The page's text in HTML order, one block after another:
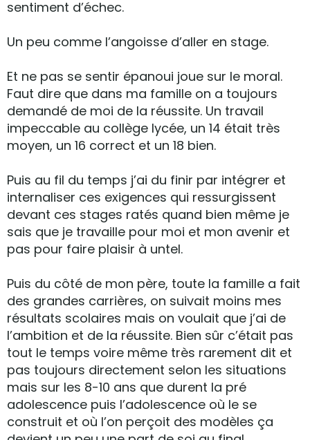
sentiment d’échec.
Un peu comme l’angoisse d’aller en stage.
Et ne pas se sentir épanoui joue sur le moral.
Faut dire que dans ma famille on a toujours
demandé de moi de la réussite. Un travail
impeccable au collège lycée, un 14 était très
moyen, un 16 correct et un 18 bien.
Puis au fil du temps j’ai du finir par intégrer et
internaliser ces exigences qui ressurgissent
devant ces stages ratés quand bien même je
sais que je travaille pour moi et mon avenir et
pas pour faire plaisir à untel.
Puis du côté de mon père, toute la famille a fait
des grandes carrières, on suivait moins mes
résultats scolaires mais on voulait que j’ai de
l’ambition et de la réussite. Bien sûr c’était pas
tout le temps voire même très rarement dit et
pas toujours directement selon les situations
mais sur les 8-10 ans que durent la pré
adolescence puis l’adolescence où le se
construit et où l’on perçoit des modèles ça